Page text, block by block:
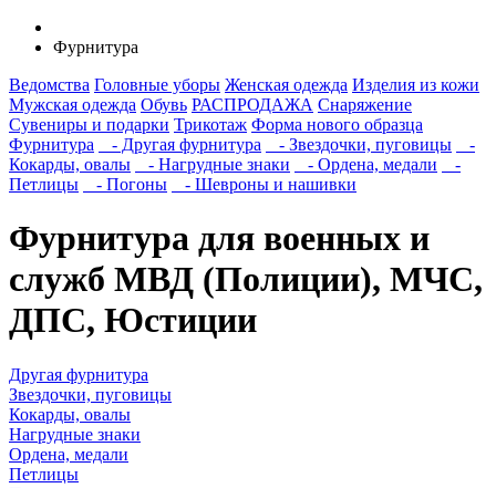
Фурнитура
Ведомства Головные уборы Женская одежда Изделия из кожи
Мужская одежда Обувь РАСПРОДАЖА Снаряжение
Сувениры и подарки Трикотаж Форма нового образца
Фурнитура
- Другая фурнитура - Звездочки, пуговицы
-
Кокарды, овалы
- Нагрудные знаки - Ордена, медали
-
Петлицы
- Погоны - Шевроны и нашивки
Фурнитура для военных и
служб МВД (Полиции), МЧС,
ДПС, Юстиции
Другая фурнитура
Звездочки, пуговицы
Кокарды, овалы
Нагрудные знаки
Ордена, медали
Петлицы